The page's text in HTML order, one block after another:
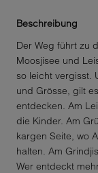
Beschreibung
Der Weg führt zu
Moosjisee und
so leicht vergisst.
und Grösse, gilt
entdecken. Am
die Kinder. Am
kargen Seite, wo
halten. Am
Wer entdeckt